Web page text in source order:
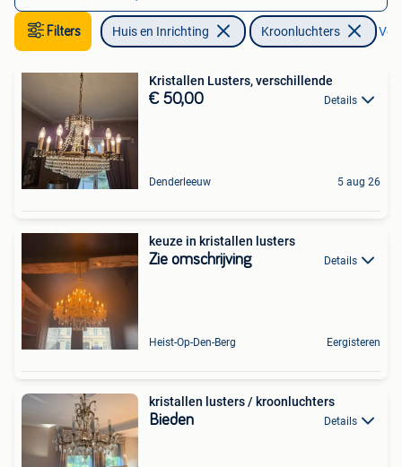
Filters Huis en Inrichting Kroonluchters
Kristallen Lusters, verschillende
€ 50,00 Details
Denderleeuw 5 aug 26
keuze in kristallen lusters
Zie omschrijving Details
Heist-Op-Den-Berg Eergisteren
kristallen lusters / kroonluchters
Bieden Details